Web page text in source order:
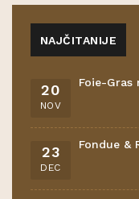
NAJČITANIJE
20
NOV
Foie-Gras
23
DEC
Fondue &